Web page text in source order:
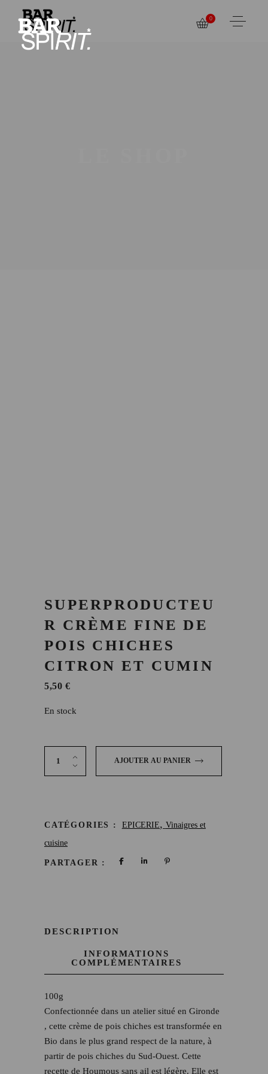
0
SUPERPRODUCTEU
R CRÈME FINE DE
POIS CHICHES
CITRON ET CUMIN
5,50€
En stock
Superproducteur Crème fine de pois chiches citron et
AJOUTER AU PANIER
CATÉGORIES : EPICERIE, Vinaigres et
cuisine
PARTAGER :
DESCRIPTION
INFORMATIONS
COMPLÉMENTAIRES
100g
Confectionnée dans un atelier situé en Gironde
, cette crème de pois chiches est transformée en
Bio dans le plus grand respect de la nature, à
partir de pois chiches du Sud-Ouest. Cette
recette de Houmous sans ail est légère. Elle est